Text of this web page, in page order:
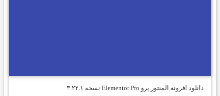
دانلود افزونه المنتور پرو Elementor Pro نسخه ۳.۲۲.۱